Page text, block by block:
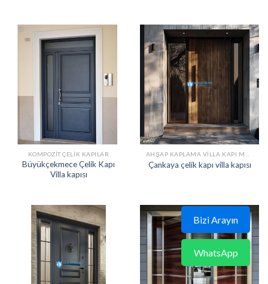
KOMPOZIT ÇELIK KAPILAR
Büyükçekmece Çelik Kapı
Villa kapısı
Çankaya çelik kapı villa kapısı
Bizi Arayın
WhatsApp